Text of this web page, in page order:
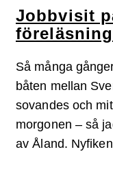
Jobbvisit
Så många
båten mellan
sovandes och
morgonen – så
av Åland.